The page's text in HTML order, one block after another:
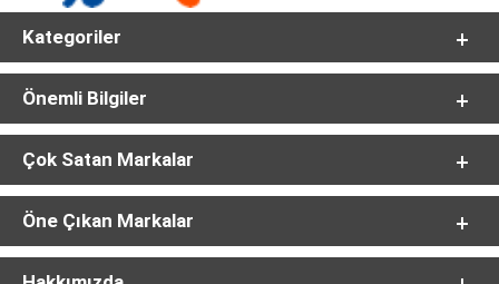
Kategoriler
Önemli Bilgiler
Çok Satan Markalar
Öne Çıkan Markalar